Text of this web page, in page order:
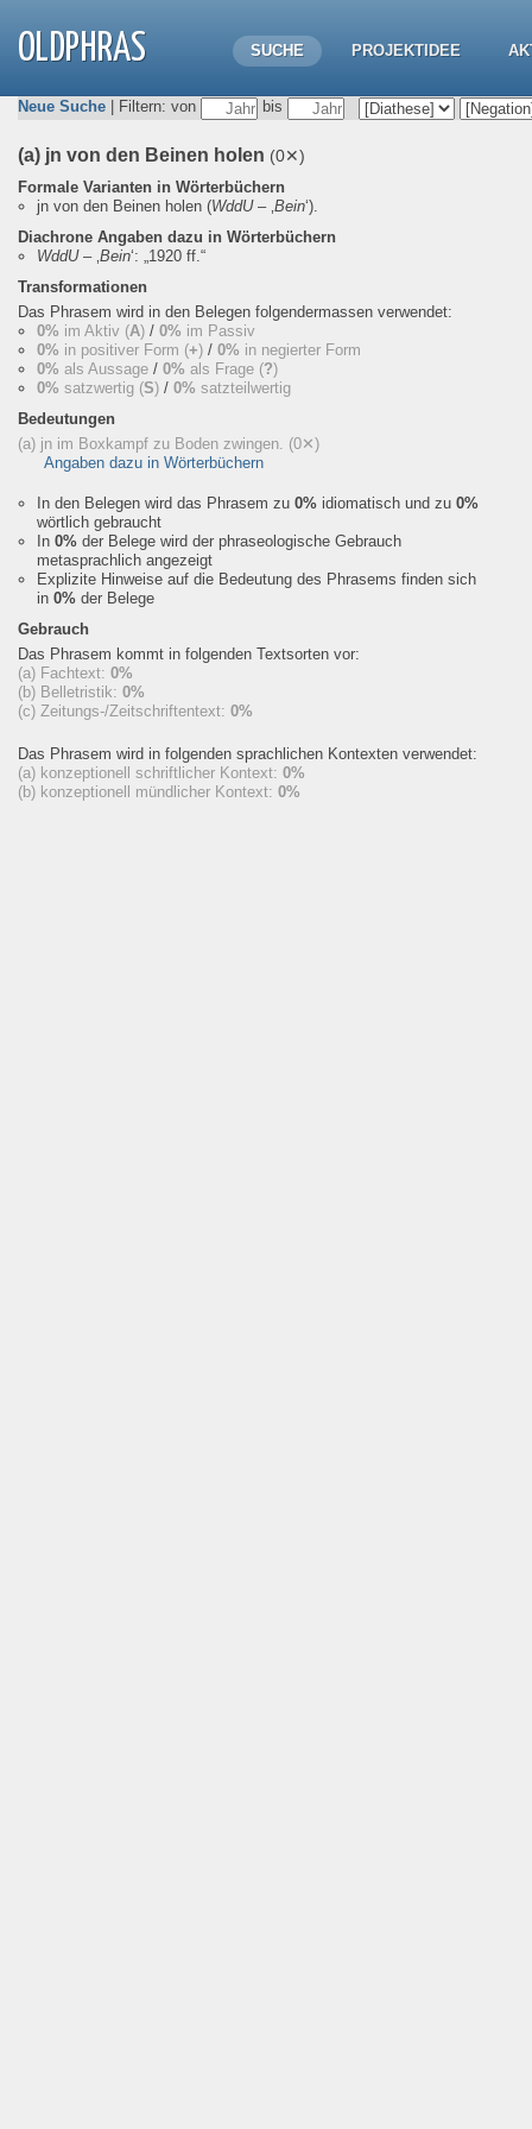
OLDPHRAS SUCHE PROJEKTIDEE
Neue Suche | Filtern: von bis
(a) jn von den Beinen holen (0✕)
Formale Varianten in Wörterbüchern
jn von den Beinen holen (WddU– ‚Bein‘).
Diachrone Angaben dazu in Wörterbüchern
WddU– ‚Bein‘: „1920 ff.“
Transformationen
Das Phrasem wird in den Belegen folgendermassen verwendet:
0% im Aktiv (A) / 0% im Passiv
0% in positiver Form (+) / 0% in negierter Form
0% als Aussage / 0% als Frage (?)
0% satzwertig (S) / 0% satzteilwertig
Bedeutungen
(a) jn im Boxkampf zu Boden zwingen. (0✕)
Angaben dazu in Wörterbüchern
In den Belegen wird das Phrasem zu 0% idiomatisch und zu 0%
wörtlich gebraucht
In 0% der Belege wird der phraseologische Gebrauch
metasprachlich angezeigt
Explizite Hinweise auf die Bedeutung des Phrasems finden sich
in 0% der Belege
Gebrauch
Das Phrasem kommt in folgenden Textsorten vor:
(a) Fachtext: 0%
(b) Belletristik: 0%
(c) Zeitungs-/Zeitschriftentext: 0%
Das Phrasem wird in folgenden sprachlichen Kontexten verwendet:
(a) konzeptionell schriftlicher Kontext: 0%
(b) konzeptionell mündlicher Kontext: 0%